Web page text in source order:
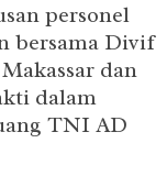
personel
bersama Divif
dan
dalam
TNI AD